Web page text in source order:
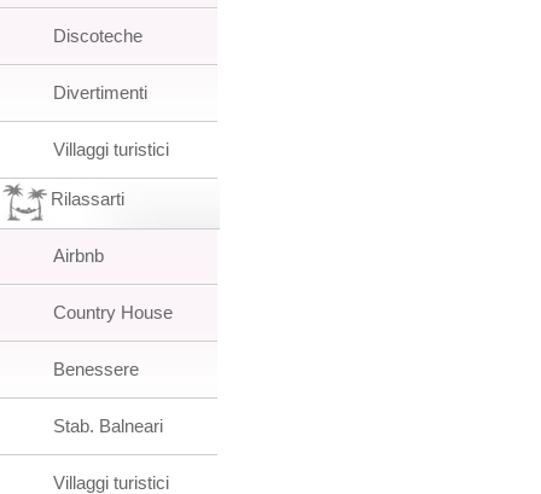
Discoteche
Divertimenti
Villaggi turistici
Rilassarti
Airbnb
Country House
Benessere
Stab. Balneari
Villaggi turistici